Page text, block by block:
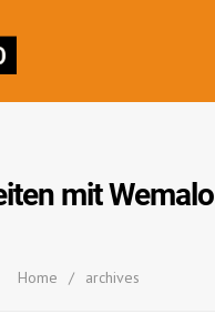
mit Wemalo
Home / archives